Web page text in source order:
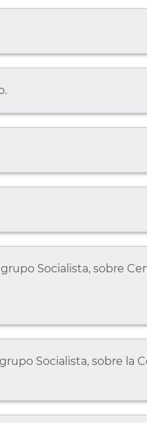
Socialista, sobre
Socialista, sobre la